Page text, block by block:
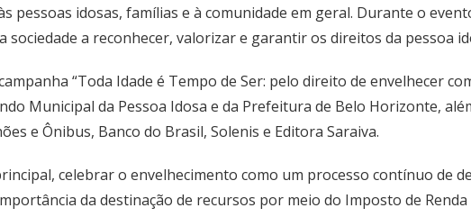
pessoas idosas, famílias e à comunidade em geral. Durante o
sociedade a reconhecer, valorizar e garantir os direitos da pessoa
“Toda Idade é Tempo de Ser: pelo direito de envelhecer
Municipal da Pessoa Idosa e da Prefeitura de Belo Horizonte,
e Ônibus, Banco do Brasil, Solenis e Editora Saraiva.
celebrar o envelhecimento como um processo contínuo de
da destinação de recursos por meio do Imposto de